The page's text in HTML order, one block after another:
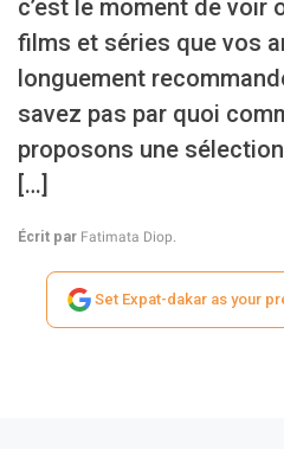
c’est le moment de voir
films et séries que vos
longuement
savez pas par quoi
proposons une
[…]
Écrit par Fatimata Diop.
Set Expat-dakar as your